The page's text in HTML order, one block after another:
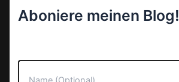
Aboniere meinen Blog!